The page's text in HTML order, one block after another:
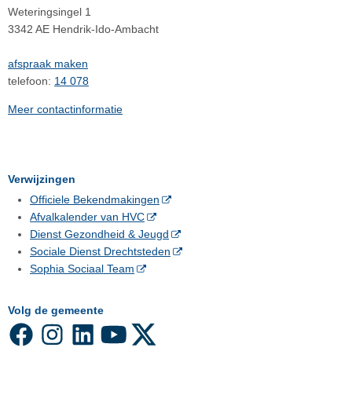
Weteringsingel 1
3342 AE Hendrik-Ido-Ambacht
afspraak maken
telefoon: 14 078
Meer contactinformatie
Verwijzingen
Officiele Bekendmakingen
Afvalkalender van HVC
Dienst Gezondheid & Jeugd
Sociale Dienst Drechtsteden
Sophia Sociaal Team
Volg de gemeente